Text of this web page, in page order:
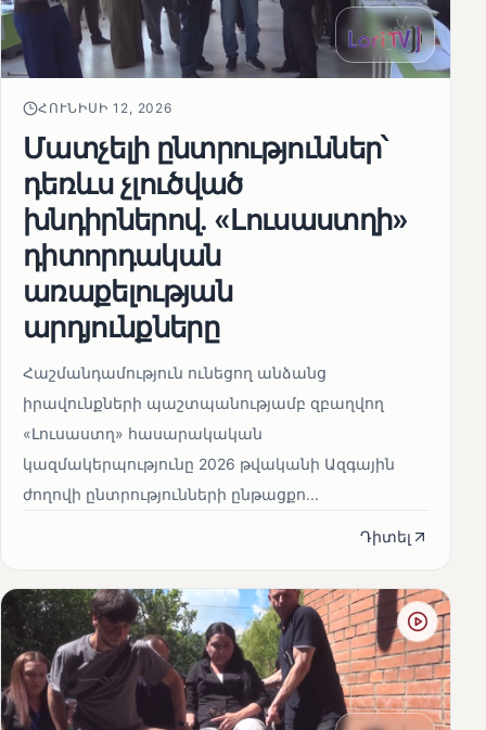
ՀՈՒՆԻՍԻ 12, 2026
Մատչելի ընտրություններ՝
դեռևս չլուծված
խնդիրներով. «Լուսաստղի»
դիտորդական
առաքելության
արդյունքները
Հաշմանդամություն ունեցող անձանց
իրավունքների պաշտպանությամբ զբաղվող
«Լուսաստղ» հասարակական
կազմակերպությունը 2026 թվականի Ազգային
ժողովի ընտրությունների ընթացքո...
Դիտել